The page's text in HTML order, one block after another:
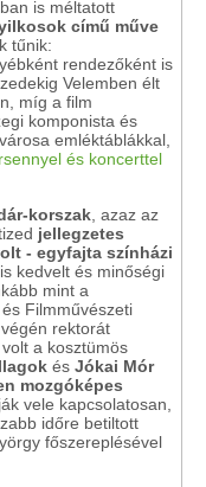
is méltatott
című műve
tűnik:
rendezőként is
Velemben élt
míg a film
komponista és
emléktáblákkal,
és koncerttel
korszak , azaz az
jellegzetes
- egyfajta színházi
is kedvelt és minőségi
mint a
Filmművészeti
rektorát
a kosztümös
és Jókai Mór
mozgóképes
vele kapcsolatosan,
időre betiltott
főszereplésével